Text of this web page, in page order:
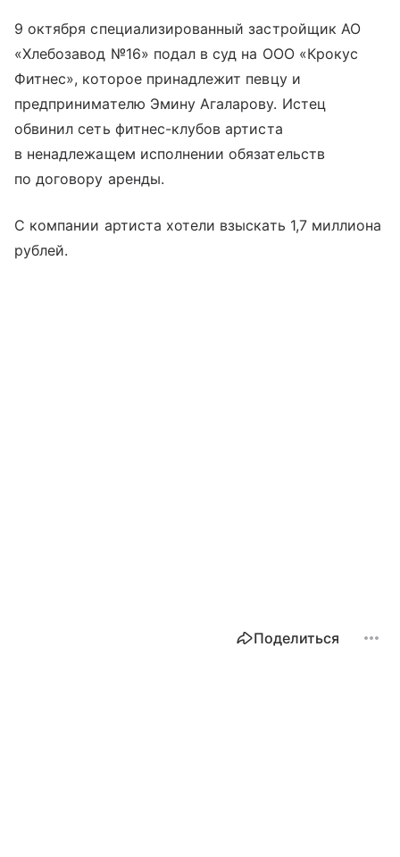
9 октября специализированный застройщик АО
«Хлебозавод №16» подал в суд на ООО «Крокус
Фитнес», которое принадлежит певцу и
предпринимателю Эмину Агаларову. Истец
обвинил сеть фитнес-клубов артиста
в ненадлежащем исполнении обязательств
по договору аренды.
С компании артиста хотели взыскать 1,7 миллиона
рублей.
Поделиться